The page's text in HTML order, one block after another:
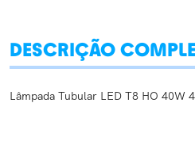
DESCRIÇÃO
Lâmpada Tubular LED T8 HO 40W